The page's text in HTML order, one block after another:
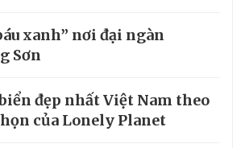
xanh” nơi đại ngàn
Sơn
đẹp nhất Việt Nam theo
của Lonely Planet